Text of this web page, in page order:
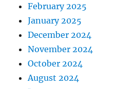
February 2025
January 2025
December 2024
November 2024
October 2024
August 2024